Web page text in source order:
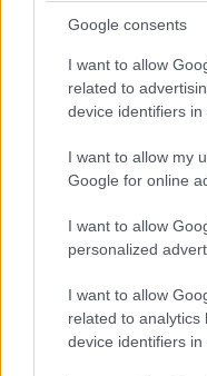
Google consents
I want to allow
related to
device identifiers in
I want to allow my
Google for online
I want to allow
personalized
I want to allow
related to analytics
device identifiers in
ΠΡΟΣΘΕΣΤΕ ΤΟ
Xαρακτήρες: 0/1000